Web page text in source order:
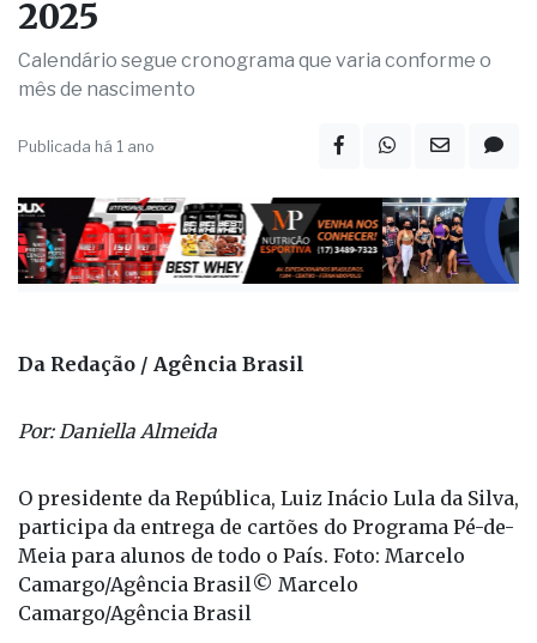
Calendário segue cronograma que varia conforme o
mês de nascimento
participa da entrega de cartões do Programa Pé-de-
Meia para alunos de todo o País. Foto: Marcelo
Camargo/Agência Brasil© Marcelo
Camargo/Agência Brasil